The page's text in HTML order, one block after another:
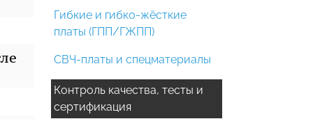
Гибкие и гибко-жёсткие
платы (ГПП/ГЖПП)
СВЧ-платы и спецматериалы
Контроль качества, тесты и
сертификация